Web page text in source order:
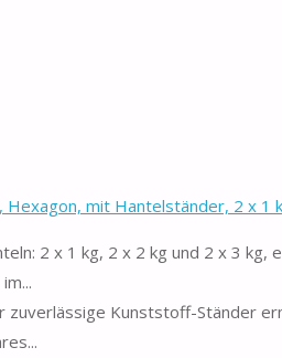
Hexagon, mit Hantelständer, 2 x 1
2 x 1 kg, 2 x 2 kg und 2 x 3
zuverlässige Kunststoff-Ständer